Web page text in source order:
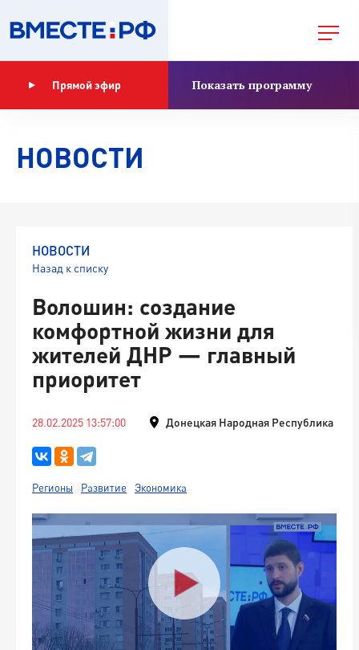
Прямой эфир Показать программу
НОВОСТИ
НОВОСТИ
Назад к списку
Волошин: создание
комфортной жизни для
жителей ДНР — главный
приоритет
28.02.2025 13:57:00 Донецкая Народная Республика
Регионы Развитие Экономика